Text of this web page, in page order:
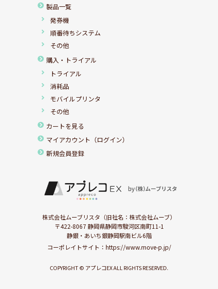
製品一覧
発券機
順番待ちシステム
その他
購入・トライアル
トライアル
消耗品
モバイルプリンタ
その他
カートを見る
マイアカウント（ログイン）
新規会員登録
株式会社ムーブリスタ（旧社名：株式会社ムーブ）
〒422-8067 静岡県静岡市駿河区南町11-1
静銀・あいち銀静岡駅南ビル6階
コーポレイトサイト： https://www.move-p.jp/
COPYRIGHT © アプレコEX ALL RIGHTS RESERVED.